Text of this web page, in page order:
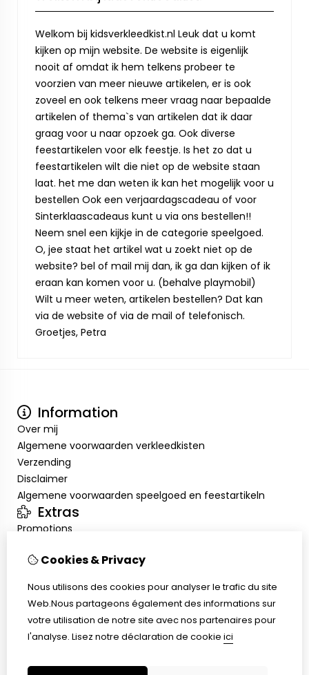
Welkom bij kidsverkleedkist.nl Leuk dat u komt
kijken op mijn website. De website is eigenlijk
nooit af omdat ik hem telkens probeer te
voorzien van meer nieuwe artikelen, er is ook
zoveel en ook telkens meer vraag naar bepaalde
artikelen of thema`s van artikelen dat ik daar
graag voor u naar opzoek ga. Ook diverse
feestartikelen voor elk feestje. Is het zo dat u
feestartikelen wilt die niet op de website staan
laat. het me dan weten ik kan het mogelijk voor u
bestellen Ook een verjaardagscadeau of voor
Sinterklaascadeaus kunt u via ons bestellen!!
Neem snel een kijkje in de categorie speelgoed.
O, jee staat het artikel wat u zoekt niet op de
website? bel of mail mij dan, ik ga dan kijken of ik
eraan kan komen voor u. (behalve playmobil)
Wilt u meer weten, artikelen bestellen? Dat kan
via de website of via de mail of telefonisch.
Groetjes, Petra
Information
Over mij
Algemene voorwaarden verkleedkisten
Verzending
Disclaimer
Algemene voorwaarden speelgoed en feestartikeln
Extras
Promotions
Inloggen
Service client
Retour de marchandise
Cookies & Privacy
Nous utilisons des cookies pour analyser le trafic du site
Web.Nous partageons également des informations sur
votre utilisation de notre site avec nos partenaires pour
l'analyse. Lisez notre déclaration de cookie ici